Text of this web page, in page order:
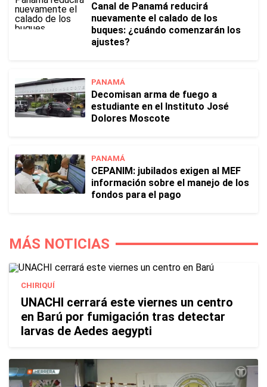
Canal de Panamá reducirá
nuevamente el calado de los
buques: ¿cuándo comenzarán los
ajustes?
PANAMÁ
Decomisan arma de fuego a
estudiante en el Instituto José
Dolores Moscote
PANAMÁ
CEPANIM: jubilados exigen al MEF
información sobre el manejo de los
fondos para el pago
MÁS NOTICIAS
CHIRIQUÍ
UNACHI cerrará este viernes un centro
en Barú por fumigación tras detectar
larvas de Aedes aegypti